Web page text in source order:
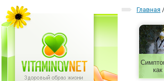
Главная /